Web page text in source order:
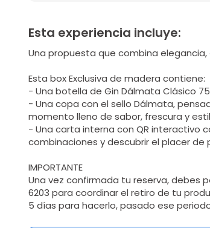
Esta experiencia incluye:
Una propuesta que combina elegancia,
Esta box Exclusiva de madera contiene:
- Una botella de Gin Dálmata Clásico
- Una copa con el sello Dálmata,
momento lleno de sabor, frescura y
- Una carta interna con QR interactivo
combinaciones y descubrir el placer
IMPORTANTE
Una vez confirmada tu reserva, debes
6203 para coordinar el retiro de tu
5 días para hacerlo, pasado ese